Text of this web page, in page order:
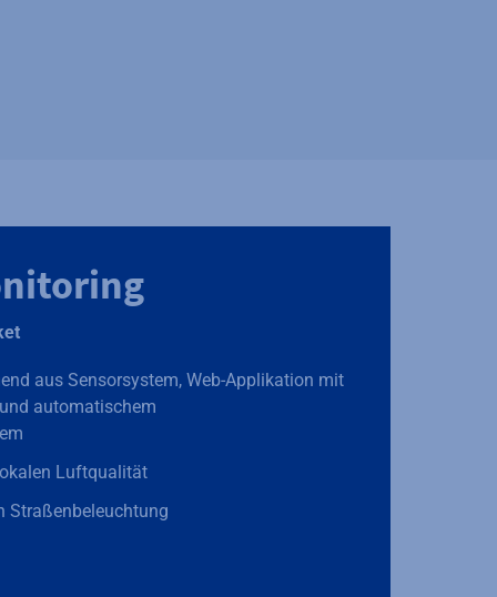
aus Sensorsystem, Web-Applikation mit
automatischem
Luftqualität
Straßenbeleuchtung